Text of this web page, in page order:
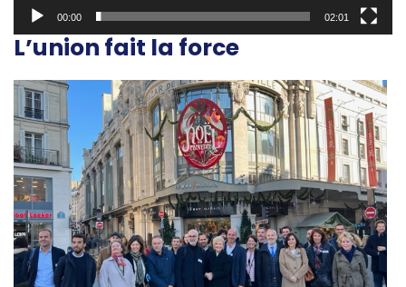
i
d
o
00:00 02:01
L’union fait la force